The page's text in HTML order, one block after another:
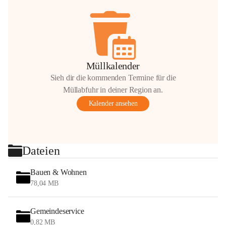
Müllkalender
Sieh dir die kommenden Termine für die
Müllabfuhr in deiner Region an.
Kalender ansehen
Dateien
Bauen & Wohnen
78,04 MB
Gemeindeservice
0,82 MB